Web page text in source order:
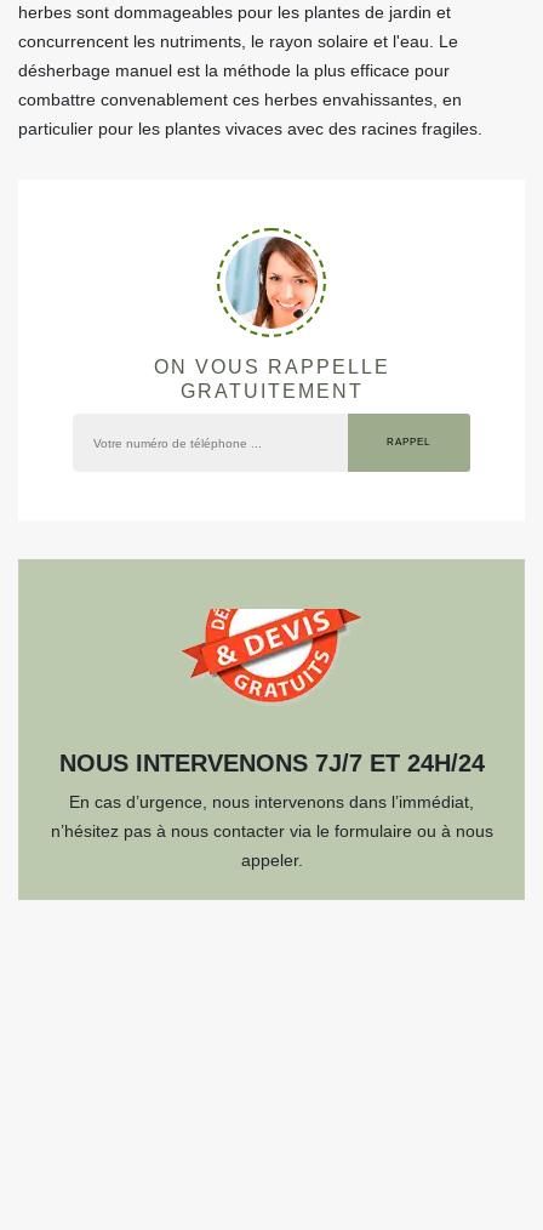
herbes sont dommageables pour les plantes de jardin et
concurrencent les nutriments, le rayon solaire et l'eau. Le
désherbage manuel est la méthode la plus efficace pour
combattre convenablement ces herbes envahissantes, en
particulier pour les plantes vivaces avec des racines fragiles.
ON VOUS RAPPELLE
GRATUITEMENT
NOUS INTERVENONS 7J/7 ET 24H/24
En cas d’urgence, nous intervenons dans l’immédiat,
n’hésitez pas à nous contacter via le formulaire ou à nous
appeler.